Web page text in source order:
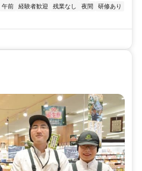
午前 経験者歓迎 残業なし 夜間
研修あり